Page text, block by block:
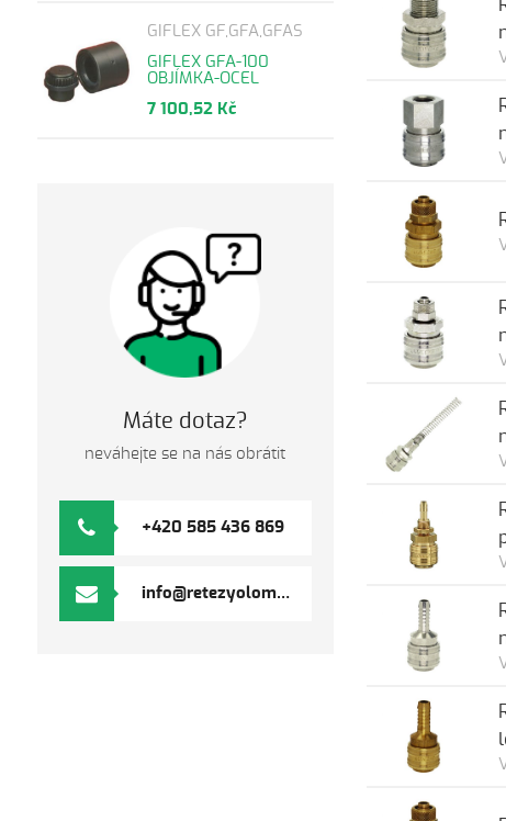
GIFLEX GF,GFA,GFAS
GIFLEX GFA-100
OBJÍMKA-OCEL
7 100,52 Kč
Máte dotaz?
neváhejte se na nás obrátit
+420 585 436 869
info@retezyolomouc.cz